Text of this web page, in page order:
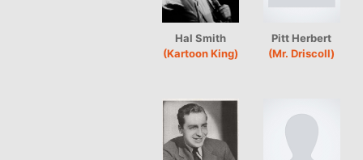
Hal Smith
(Kartoon King)
Pitt Herbert
(Mr. Driscoll)